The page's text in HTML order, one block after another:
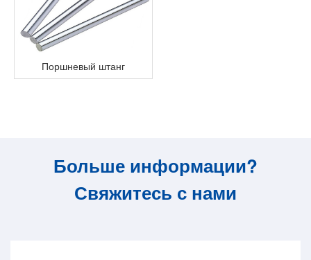
Поршневый штанг
Больше информации?
Свяжитесь с нами